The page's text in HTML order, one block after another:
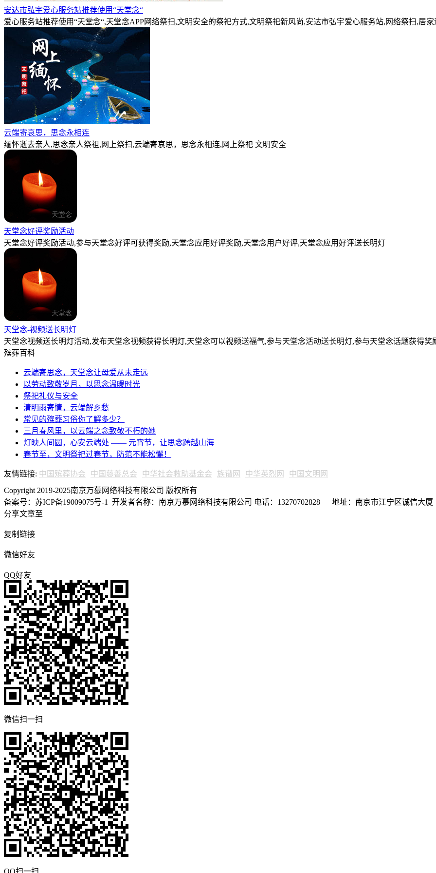
安达市弘宇爱心服务站推荐使用“天堂念“
爱心服务站推荐使用“天堂念“,天堂念APP网络祭扫,文明安全的祭祀方式,文明祭祀新风尚,安达市弘宇爱心服务站,网络祭扫,居
云端寄哀思，思念永相连
缅怀逝去亲人,思念亲人祭祖,网上祭扫,云端寄哀思，思念永相连,网上祭祀 文明安全
天堂念好评奖励活动
天堂念好评奖励活动,参与天堂念好评可获得奖励,天堂念应用好评奖励,天堂念用户好评,天堂念应用好评送长明灯
天堂念-视频送长明灯
天堂念视频送长明灯活动,发布天堂念视频获得长明灯,天堂念可以视频送福气,参与天堂念活动送长明灯,参与天堂念话题获得奖
殡葬百科
云端寄思念，天堂念让母爱从未走远
以劳动致敬岁月，以思念温暖时光
祭祀礼仪与安全
清明雨寄情，云端解乡愁
常见的殡葬习俗你了解多少？
三月春风里，以云端之念致敬不朽的她
灯映人间圆，心安云端处 —— 元宵节，让思念跨越山海
春节至，文明祭祀过春节，防范不能松懈！
友情链接: 中国殡葬协会 中国慈善总会 中华社会救助基金会 族谱网 中华英烈网
中国文明网
Copyright 2019-2025南京万慕网络科技有限公司 版权所有
备案号：苏ICP备19009075号-1
开发者名称：南京万慕网络科技有限公司 电话：13270702828 地址：南京市江宁区诚信大厦
分享文章至
复制链接
微信好友
QQ好友
微信扫一扫
QQ扫一扫